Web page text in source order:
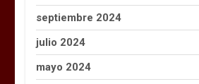
septiembre 2024
julio 2024
mayo 2024